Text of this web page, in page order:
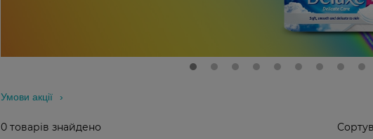
Умови акції
0 товарів знайдено